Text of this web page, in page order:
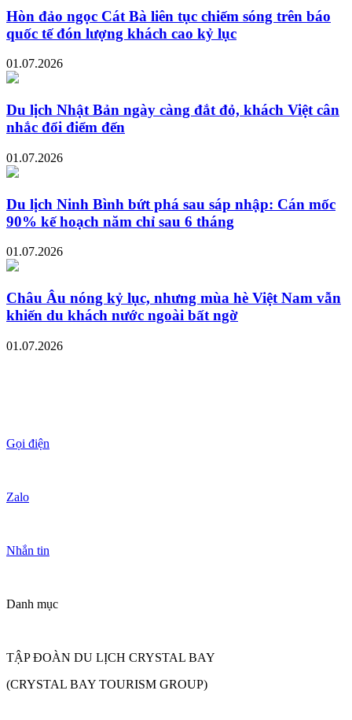
Hòn đảo ngọc Cát Bà liên tục chiếm sóng trên báo
quốc tế đón lượng khách cao kỷ lục
01.07.2026
Du lịch Nhật Bản ngày càng đắt đỏ, khách Việt cân
nhắc đổi điểm đến
01.07.2026
Du lịch Ninh Bình bứt phá sau sáp nhập: Cán mốc
90% kế hoạch năm chỉ sau 6 tháng
01.07.2026
Châu Âu nóng kỷ lục, nhưng mùa hè Việt Nam vẫn
khiến du khách nước ngoài bất ngờ
01.07.2026
Gọi điện
Zalo
Nhắn tin
Danh mục
TẬP ĐOÀN DU LỊCH CRYSTAL BAY
(CRYSTAL BAY TOURISM GROUP)